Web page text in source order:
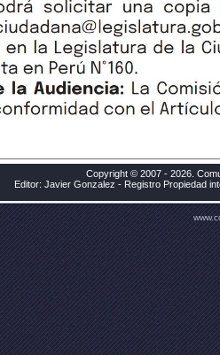
Copyright © 2007 - 2026.
Editor: Javier Gonzalez - Registro Propiedad